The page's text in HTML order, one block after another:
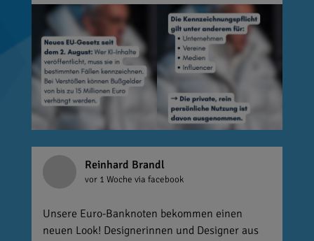
Reinhard Brandl
vor 1 Woche via facebook
Unsere Euro-Banknoten bekommen einen
neuen Look! Designerinnen und Designer aus